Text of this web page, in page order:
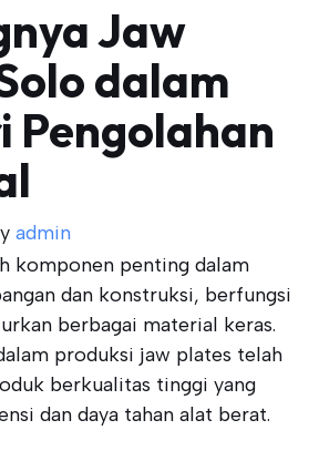
Jaw
dalam
Pengolahan
admin
komponen penting dalam
dan konstruksi, berfungsi
berbagai material keras.
produksi jaw plates telah
berkualitas tinggi yang
dan daya tahan alat berat.